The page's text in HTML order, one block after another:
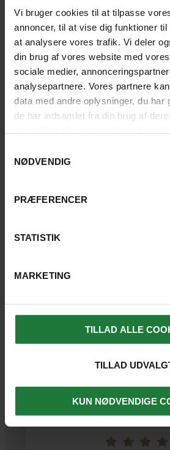
Vi bruger cookies til at tilpasse
annoncer, til at vise dig funktioner
at analysere vores trafik. Vi deler
din brug af vores website med
sociale medier,
analysepartnere. Vores partnere
data med andre oplysninger, du har
de har indsamlet fra din brug af
NØDVENDIG
PRÆFERENCER
STATISTIK
MARKETING
TILLAD ALLE
TILLAD
KUN NØDVENDIGE
WINNIE PRANG
LÆS HVAD ANDRE GÆSTER
HOTELLER NÆR
Ilala Lodge